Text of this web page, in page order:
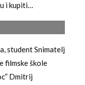
i kupiti…
student Snimatelj
filmske škole
Dmitrij